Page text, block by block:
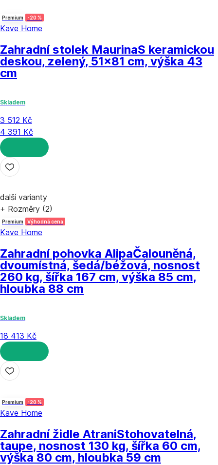
Premium -20 %
Kave Home
Zahradní stolek MaurinaS keramickou
deskou, zelený, 51x81 cm, výška 43
cm
Skladem
3 512 Kč
4 391 Kč
DO KOŠÍKU
další varianty
+ Rozměry (2)
Premium Výhodná cena
Kave Home
Zahradní pohovka AlipaČalouněná,
dvoumístná, šedá/béžová, nosnost
260 kg, šířka 167 cm, výška 85 cm,
hloubka 88 cm
Skladem
18 413 Kč
DO KOŠÍKU
Premium -20 %
Kave Home
Zahradní židle AtraniStohovatelná,
taupe, nosnost 130 kg, šířka 60 cm,
výška 80 cm, hloubka 59 cm